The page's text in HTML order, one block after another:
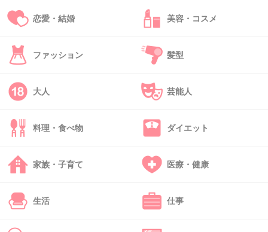
私も一曲も知らない
+10
41. 匿名 2013/04/30(火) 17:24:30
復帰は喜ばしいけど、昔のヒット曲にすがって
いるようで、あまり興味わかない。
生まれ変わった自分を見せるという方向なら、
小室の作った曲は歌わない方が・・・
恋愛・結婚 美容・コスメ
ファッション 髪型
大人 芸能人
料理・食べ物 ダイエット
家族・子育て 医療・健康
生活 仕事